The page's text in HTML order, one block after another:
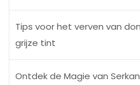
Tips voor het verven van
grijze tint
Ontdek de Magie van